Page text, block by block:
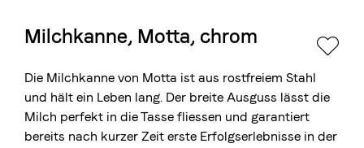
Die Berner Rösterei
Rösterei Kaffee und Bar
Blaser Trading
© 2026 Blasercafé AG
Milchkanne, Motta, chrom
Die Milchkanne von Motta ist aus rostfreiem Stahl
und hält ein Leben lang. Der breite Ausguss lässt die
Milch perfekt in die Tasse fliessen und garantiert
bereits nach kurzer Zeit erste Erfolgserlebnisse in der